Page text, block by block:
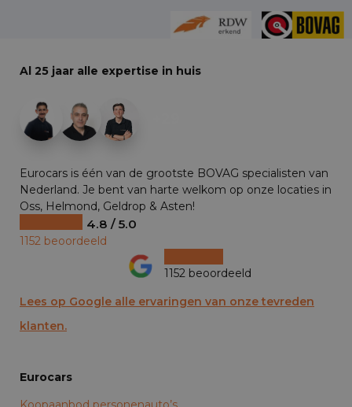
Al 25 jaar alle expertise in huis
Eurocars is één van de grootste BOVAG specialisten van
Nederland. Je bent van harte welkom op onze locaties in
Oss, Helmond, Geldrop & Asten!
4.8 / 5.0
1152 beoordeeld
1152 beoordeeld
Lees op Google alle ervaringen van onze tevreden
klanten.
Eurocars